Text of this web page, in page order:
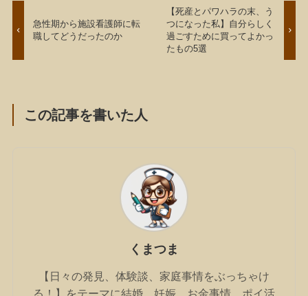
急性期から施設看護師に転
職してどうだったのか
【死産とパワハラの末、う
つになった私】自分らしく
過ごすために買ってよかっ
たもの5選
この記事を書いた人
くまつま
【日々の発見、体験談、家庭事情をぶっちゃけ
る！】をテーマに結婚、妊娠、お金事情、ポイ活